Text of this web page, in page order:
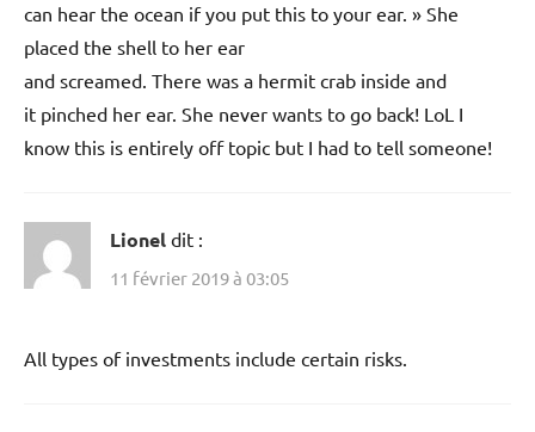
can hear the ocean if you put this to your ear. » She
placed the shell to her ear
and screamed. There was a hermit crab inside and
it pinched her ear. She never wants to go back! LoL I
know this is entirely off topic but I had to tell someone!
Lionel dit :
11 février 2019 à 03:05
All types of investments include certain risks.